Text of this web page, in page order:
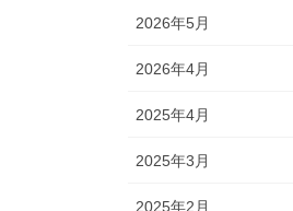
2026年5月
2026年4月
2025年4月
2025年3月
2025年2月